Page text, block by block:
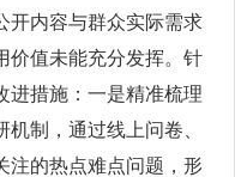
开内容与群众实际需求
价值未能充分发挥。针
进措施：一是精准梳理
制，通过线上问卷、
注的热点难点问题，形